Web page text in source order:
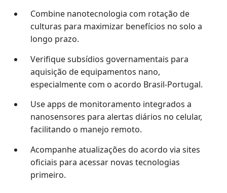
Combine nanotecnologia com rotação de
culturas para maximizar benefícios no solo a
longo prazo.
Verifique subsídios governamentais para
aquisição de equipamentos nano,
especialmente com o acordo Brasil-Portugal.
Use apps de monitoramento integrados a
nanosensores para alertas diários no celular,
facilitando o manejo remoto.
Acompanhe atualizações do acordo via sites
oficiais para acessar novas tecnologias
primeiro.